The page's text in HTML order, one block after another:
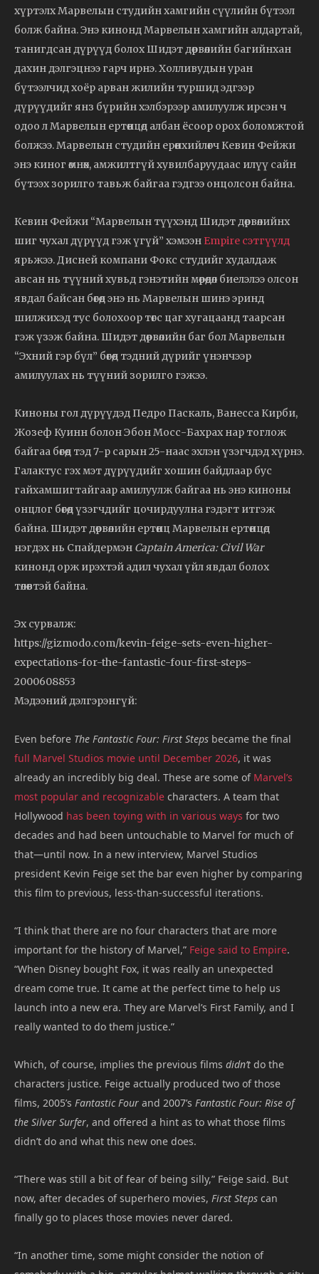
хүртэлх Марвелын студийн хамгийн сүүлийн бүтээл
болж байна. Энэ кинонд Марвелын хамгийн алдартай,
танигдсан дүрүүд болох Шидэт дөрвөлийн багийнхан
дахин дэлгэцнээ гарч ирнэ. Холливудын уран
бүтээлчид хоёр арван жилийн туршид эдгээр
дүрүүдийг янз бүрийн хэлбэрээр амилуулж ирсэн ч
одоо л Марвелын ертөнцөд албан ёсоор орох боломжтой
болжээ. Марвелын студийн ерөнхийлөгч Кевин Фейжи
энэ киног өмнөх, амжилтгүй хувилбаруудаас илүү сайн
бүтээх зорилго тавьж байгаа гэдгээ онцолсон байна.
Кевин Фейжи “Марвелын түүхэнд Шидэт дөрвөлийнх
шиг чухал дүрүүд гэж үгүй” хэмээн Empire сэтгүүлд
ярьжээ. Дисней компани Фокс студийг худалдаж
авсан нь түүний хувьд гэнэтийн мөрөөдөл биелэлээ олсон
явдал байсан бөгөөд энэ нь Марвелын шинэ эринд
шилжихэд тус болохоор төгс цаг хугацаанд таарсан
гэж үзэж байна. Шидэт дөрвөлийн баг бол Марвелын
“Эхний гэр бүл” бөгөөд тэдний дүрийг үнэнчээр
амилуулах нь түүний зорилго гэжээ.
Киноны гол дүрүүдэд Педро Паскаль, Ванесса Кирби,
Жозеф Куинн болон Эбон Мосс-Бахрах нар тоглож
байгаа бөгөөд тэд 7-р сарын 25-наас эхлэн үзэгчдэд хүрнэ.
Галактус гэх мэт дүрүүдийг хошин байдлаар бус
гайхамшигтайгаар амилуулж байгаа нь энэ киноны
онцлог бөгөөд үзэгчдийг цочирдуулна гэдэгт итгэж
байна. Шидэт дөрвөлийн ертөнц Марвелын ертөнцөд
нэгдэх нь Спайдермэн Captain America: Civil War
кинонд орж ирэхтэй адил чухал үйл явдал болох
төлөвтэй байна.
Эх сурвалж:
https://gizmodo.com/kevin-feige-sets-even-higher-
expectations-for-the-fantastic-four-first-steps-
2000608853
Мэдээний дэлгэрэнгүй:
Even before The Fantastic Four: First Steps became the final
full Marvel Studios movie until December 2026, it was
already an incredibly big deal. These are some of Marvel’s
most popular and recognizable characters. A team that
Hollywood has been toying with in various ways for two
decades and had been untouchable to Marvel for much of
that—until now. In a new interview, Marvel Studios
president Kevin Feige set the bar even higher by comparing
this film to previous, less-than-successful iterations.
“I think that there are no four characters that are more
important for the history of Marvel,” Feige said to Empire.
“When Disney bought Fox, it was really an unexpected
dream come true. It came at the perfect time to help us
launch into a new era. They are Marvel’s First Family, and I
really wanted to do them justice.”
Which, of course, implies the previous films didn’t do the
characters justice. Feige actually produced two of those
films, 2005’s Fantastic Four and 2007’s Fantastic Four: Rise of
the Silver Surfer, and offered a hint as to what those films
didn’t do and what this new one does.
“There was still a bit of fear of being silly,” Feige said. But
now, after decades of superhero movies, First Steps can
finally go to places those movies never dared.
“In another time, some might consider the notion of